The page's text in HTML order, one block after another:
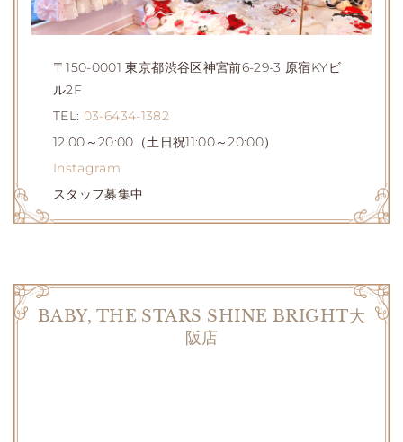
〒150-0001 東京都渋谷区神宮前6-29-3 原宿KYビ
ル2F
TEL: 03-6434-1382
12:00～20:00（土日祝11:00～20:00）
Instagram
スタッフ募集中
BABY, THE STARS SHINE BRIGHT大
阪店